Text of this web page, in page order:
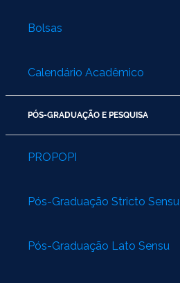
Bolsas
Calendário Acadêmico
PÓS-GRADUAÇÃO E PESQUISA
PROPOPI
Pós-Graduação Stricto Sensu
Pós-Graduação Lato Sensu